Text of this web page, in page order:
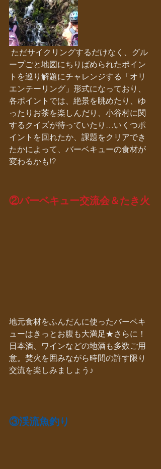
ープごと地図にちりばめられたポイン
トを巡り解題にチャレンジする「オリ
エンテーリング」形式になっており、
各ポイントでは、絶景を眺めたり、ゆ
ったりお茶を楽しんだり、小谷村に関
するクイズが待っていたり…いくつポ
イントを回れたか、課題をクリアでき
たかによって、バーベキューの食材が
変わるかも!?
②バーベキュー交流会＆たき火
地元食材をふんだんに使ったバーベキ
ューはきっとお腹も大満足★さらに！
日本酒、ワインなどの地酒も多数ご用
意。焚火を囲みながら時間の許す限り
交流を楽しみましょう♪
③渓流魚釣り